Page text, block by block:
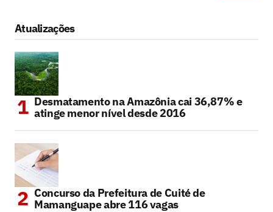
Atualizações
Desmatamento na Amazônia cai 36,87% e
atinge menor nível desde 2016
Concurso da Prefeitura de Cuité de
Mamanguape abre 116 vagas